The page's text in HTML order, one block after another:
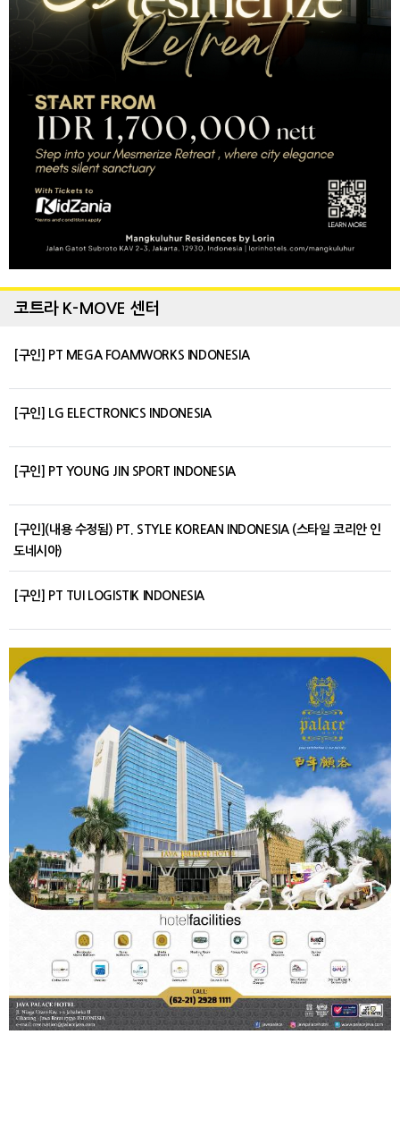
코트라 K-MOVE 센터
[구인] PT MEGA FOAMWORKS INDONESIA
[구인] LG ELECTRONICS INDONESIA
[구인] PT YOUNG JIN SPORT INDONESIA
[구인](내용 수정됨) PT. STYLE KOREAN INDONESIA (스타일 코리안 인
도네시아)
[구인] PT TUI LOGISTIK INDONESIA